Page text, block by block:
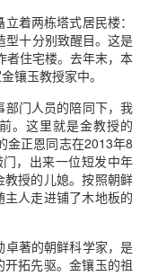
着两栋塔式居民楼：
型十分别致醒目。这是
者住宅楼。去年末，本
镶玉教授家中。
门人员的陪同下，我
。这里就是金教授的
金正恩同志在2013年8
，出来一位短发中年
授的儿媳。按照朝鲜
人走进铺了木地板的
著的朝鲜科学家，是
拓先驱。金镶玉的祖